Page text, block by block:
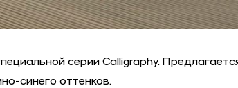
серии Calligraphy.
синего оттенков.